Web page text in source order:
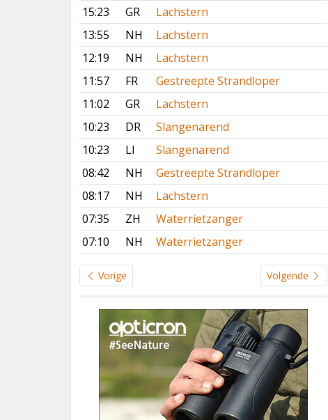
15:23
GR
Lachstern
13:55
NH
Lachstern
12:19
NH
Lachstern
11:57
FR
Gestreepte Strandloper
11:02
GR
Lachstern
10:23
DR
Slangenarend
10:23
LI
Slangenarend
08:42
NH
Gestreepte Strandloper
08:17
NH
Lachstern
07:35
ZH
Waterrietzanger
07:10
NH Waterrietzanger
Vorige Volgende